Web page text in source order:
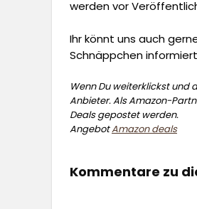
werden vor
Ihr könnt uns auch
Schnäppchen
Wenn Du weiterklickst und
Anbieter. Als Amazon-
Deals gepostet werden.
AngebotAmazon deals
Kommentare zu